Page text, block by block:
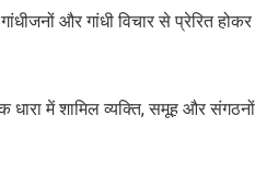
और गांधी विचार से प्रेरित
में शामिल व्यक्ति, समूह और